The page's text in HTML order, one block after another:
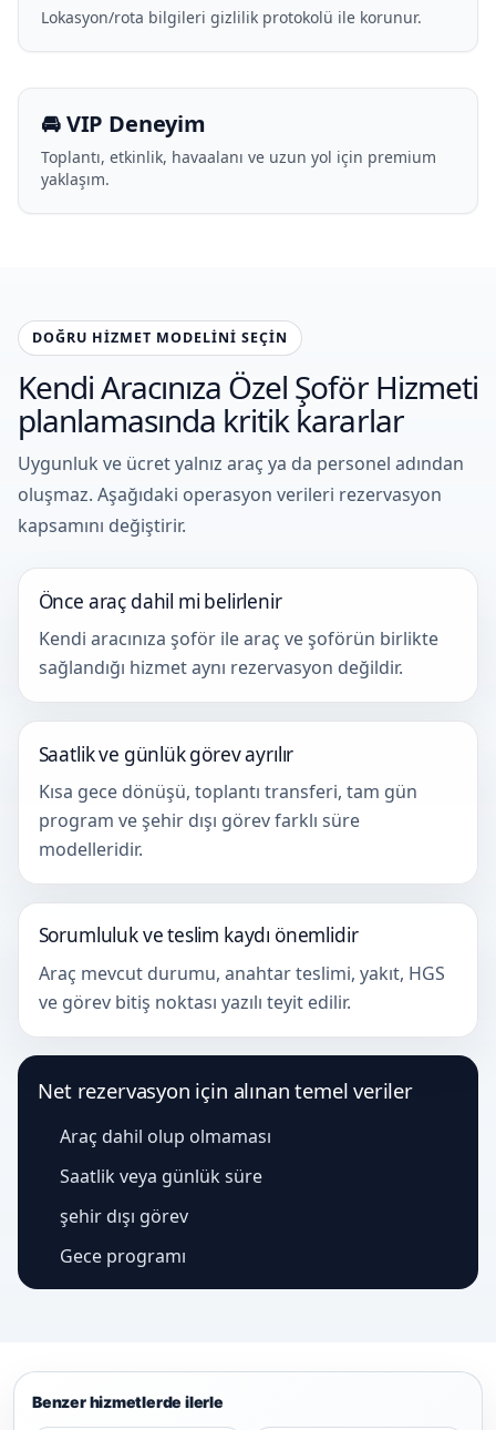
Lokasyon/rota bilgileri gizlilik protokolü ile korunur.
🚘 VIP Deneyim
Toplantı, etkinlik, havaalanı ve uzun yol için premium
yaklaşım.
DOĞRU HIZMET MODELINI SEÇIN
Kendi Aracınıza Özel Şoför Hizmeti
planlamasında kritik kararlar
Uygunluk ve ücret yalnız araç ya da personel adından
oluşmaz. Aşağıdaki operasyon verileri rezervasyon
kapsamını değiştirir.
Önce araç dahil mi belirlenir
Kendi aracınıza şoför ile araç ve şoförün birlikte
sağlandığı hizmet aynı rezervasyon değildir.
Saatlik ve günlük görev ayrılır
Kısa gece dönüşü, toplantı transferi, tam gün
program ve şehir dışı görev farklı süre
modelleridir.
Sorumluluk ve teslim kaydı önemlidir
Araç mevcut durumu, anahtar teslimi, yakıt, HGS
ve görev bitiş noktası yazılı teyit edilir.
Net rezervasyon için alınan temel veriler
Araç dahil olup olmaması
Saatlik veya günlük süre
şehir dışı görev
Gece programı
Benzer hizmetlerde ilerle